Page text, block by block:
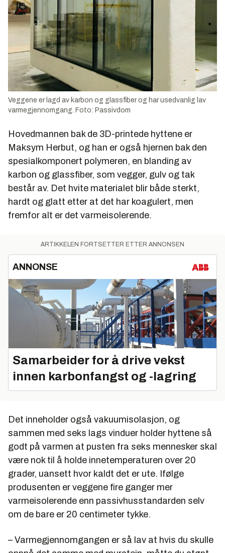
Veggene er lagd av karbon og glassfiber og har usedvanlig lav
varmegjennomgang. Foto: Passivdom
Hovedmannen bak de 3D-printede hyttene er
Maksym Herbut, og han er også hjernen bak den
spesialkomponert polymeren, en blanding av
karbon og glassfiber, som vegger, gulv og tak
består av. Det hvite materialet blir både sterkt,
hardt og glatt etter at det har koagulert, men
fremfor alt er det varmeisolerende.
ARTIKKELEN FORTSETTER ETTER ANNONSEN
ANNONSE
Samarbeider for å drive vekst
innen karbonfangst og -lagring
Det inneholder også vakuumisolasjon, og
sammen med seks lags vinduer holder hyttene så
godt på varmen at pusten fra seks mennesker skal
være nok til å holde innetemperaturen over 20
grader, uansett hvor kaldt det er ute. Ifølge
produsenten er veggene fire ganger mer
varmeisolerende enn passivhusstandarden selv
om de bare er 20 centimeter tykke.
– Varmegjennomgangen er så lav at hvis du skulle